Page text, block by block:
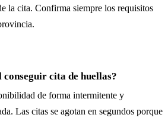
la cita. Confirma siempre los requisitos
cita de huellas?
de forma intermitente y
Las citas se agotan en segundos porque